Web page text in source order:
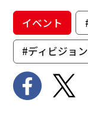
イベント
#ディビジョ